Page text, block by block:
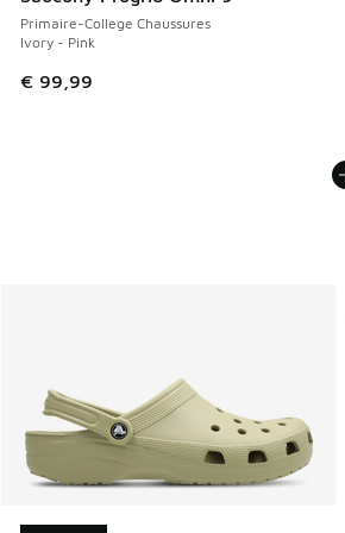
Primaire-College Chaussures
Ivory - Pink
€ 99,99